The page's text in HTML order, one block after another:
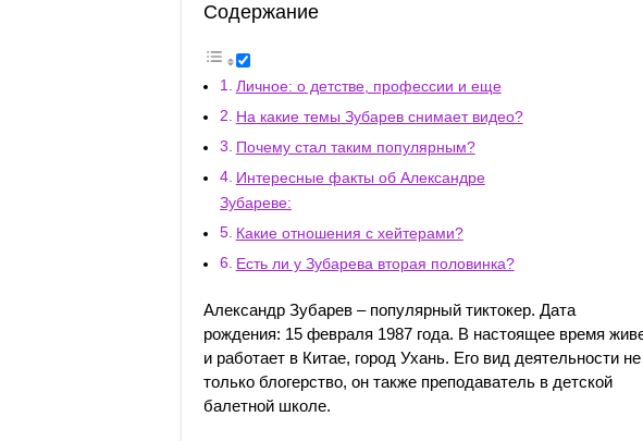
Содержание
Личное: о детстве, профессии и еще
На какие темы Зубарев снимает видео?
Почему стал таким популярным?
Интересные факты об Александре
Зубареве:
Какие отношения с хейтерами?
Есть ли у Зубарева вторая половинка?
Александр Зубарев – популярный тиктокер. Дата
рождения: 15 февраля 1987 года. В настоящее время
и работает в Китае, город Ухань. Его вид деятельности не
только блогерство, он также преподаватель в детской
балетной школе.